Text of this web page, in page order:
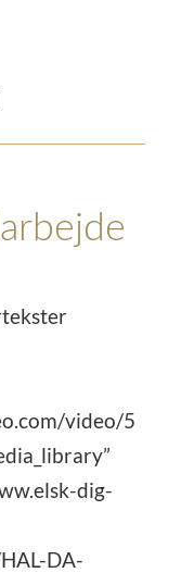
video/5
dig-
DA-